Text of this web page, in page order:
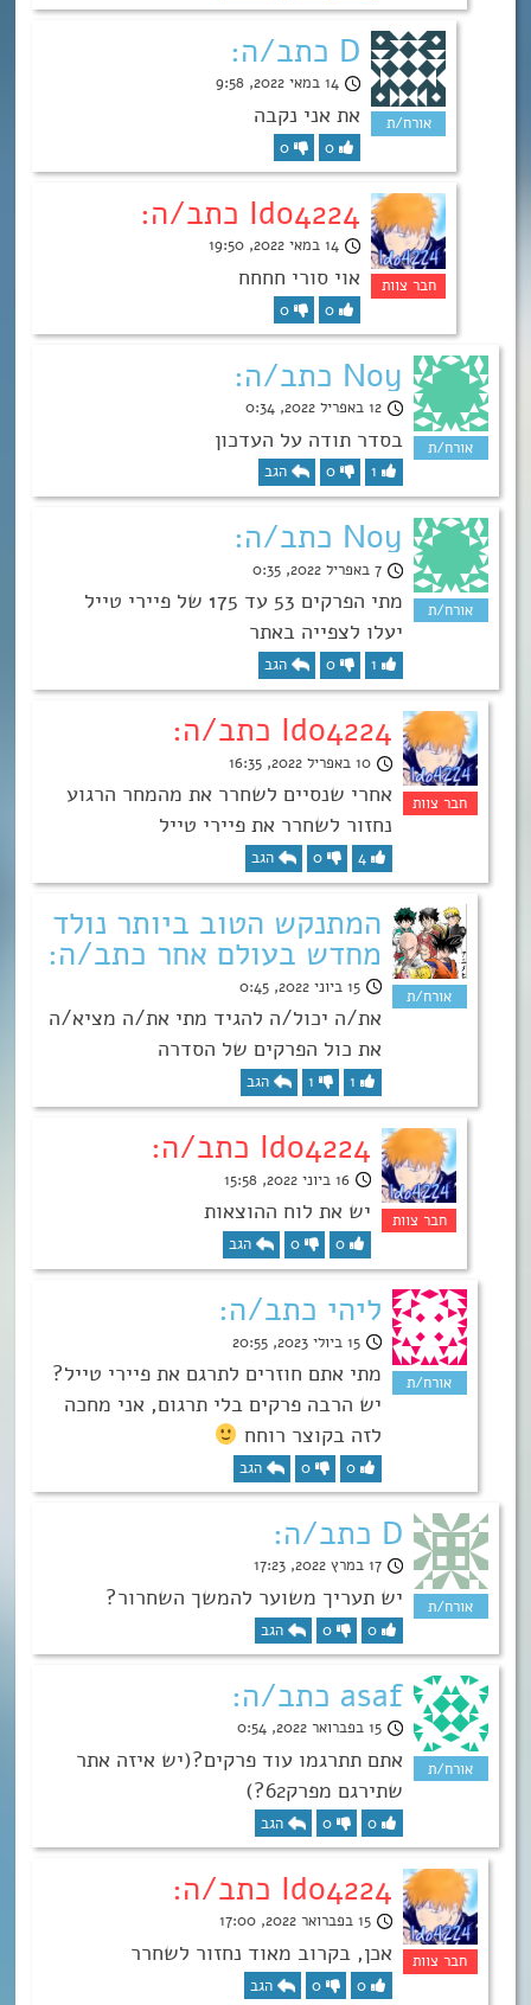
D כתב/ה:
14 במאי 2022, 9:58
את אני נקבה
0
0
Ido4224 כתב/ה:
14 במאי 2022, 19:50
אוי סורי חחחח
0
0
Noy כתב/ה:
12 באפריל 2022, 0:34
בסדר תודה על העדכון
1
0 הגב
Noy כתב/ה:
7 באפריל 2022, 0:35
מתי הפרקים 53 עד 175 של פיירי טייל
יעלו לצפייה באתר
1
0 הגב
Ido4224 כתב/ה:
10 באפריל 2022, 16:35
אחרי שנסיים לשחרר את מהמחר הרגוע
נחזור לשחרר את פיירי טייל
4
0 הגב
המתנקש הטוב ביותר נולד
מחדש בעולם אחר כתב/ה:
15 ביוני 2022, 0:45
את/ה יכול/ה להגיד מתי את/ה מציא/ה
את כול הפרקים של הסדרה
1
1 הגב
Ido4224 כתב/ה:
16 ביוני 2022, 15:58
יש את לוח ההוצאות
0
0 הגב
ליהי כתב/ה:
15 ביולי 2023, 20:55
מתי אתם חוזרים לתרגם את פיירי טייל?
יש הרבה פרקים בלי תרגום, אני מחכה
לזה בקוצר רוחח
0
0 הגב
D כתב/ה:
17 במרץ 2022, 17:23
יש תעריך משוער להמשך השחרור?
0
0 הגב
asaf כתב/ה:
15 בפברואר 2022, 0:54
אתם תתרגמו עוד פרקים?(יש איזה אתר
שתירגם מפרק62?)
0
0 הגב
Ido4224 כתב/ה:
15 בפברואר 2022, 17:00
אכן, בקרוב מאוד נחזור לשחרר
0
0 הגב